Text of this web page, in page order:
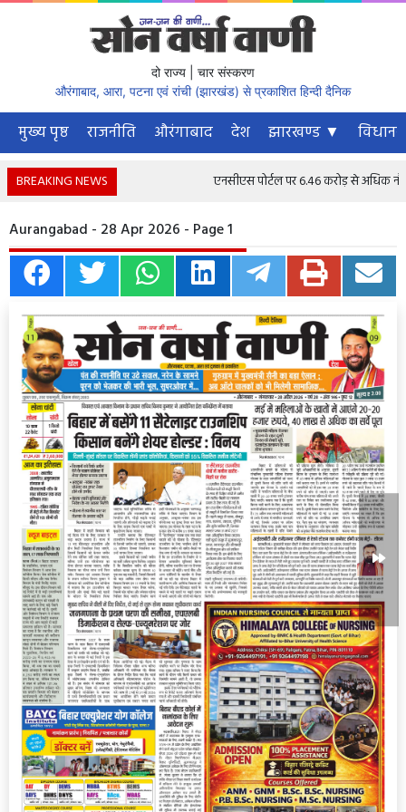
दो राज्य | चार संस्करण
औरंगाबाद, आरा, पटना एवं रांची (झारखंड) से प्रकाशित हिन्दी दैनिक
मुख्य पृष्ठ राजनीति औरंगाबाद देश झारखण्ड ▼
BREAKING NEWS एनसीएस पोर्टल पर 6.46 करोड़ से अधिक
Aurangabad - 28 Apr 2026 - Page 1